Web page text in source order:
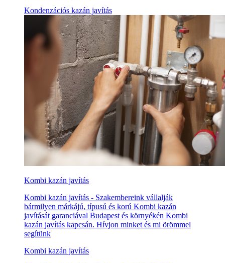
Kondenzációs kazán javítás
Kombi kazán javítás
Kombi kazán javítás - Szakembereink vállalják
bármilyen márkájú, típusú és korú Kombi kazán
javítását garanciával Budapest és környékén Kombi
kazán javítás kapcsán. Hívjon minket és mi örömmel
segítünk
Kombi kazán javítás